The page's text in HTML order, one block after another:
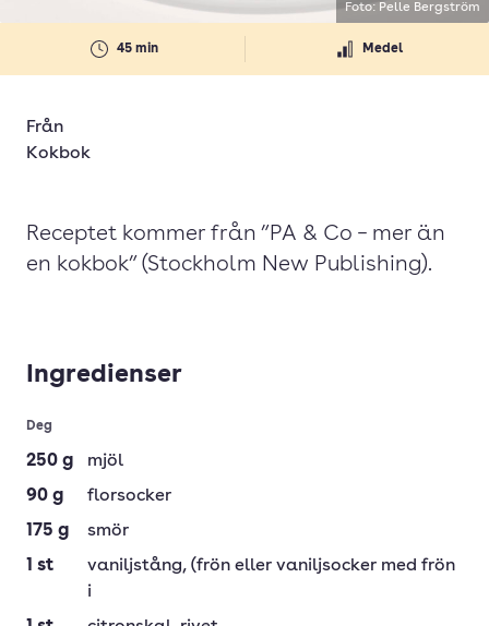
45 min Medel
Från
Kokbok
Receptet kommer från ”PA & Co – mer än
en kokbok” (Stockholm New Publishing).
Foto: Pelle Bergström
Ingredienser
Deg
250 g
mjöl
90 g
florsocker
175 g
smör
1 st vaniljstång, (frön eller vaniljsocker med frön
i